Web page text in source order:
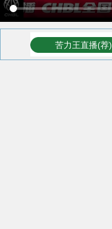
苦力王直播(荐)